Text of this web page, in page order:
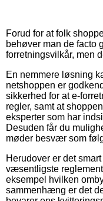
Forud for at folk
behøver man de facto
forretningsvilkår, men
En nemmere løsning
netshoppen er
sikkerhed for at e-
regler, samt at
eksperter som har
Desuden får du
møder besvær som
Herudover er det
væsentligste
eksempel hvilken
sammenhæng er det